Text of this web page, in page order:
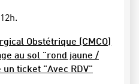
Obstétrique (CMCO)
au sol "rond jaune /
ticket "Avec RDV"